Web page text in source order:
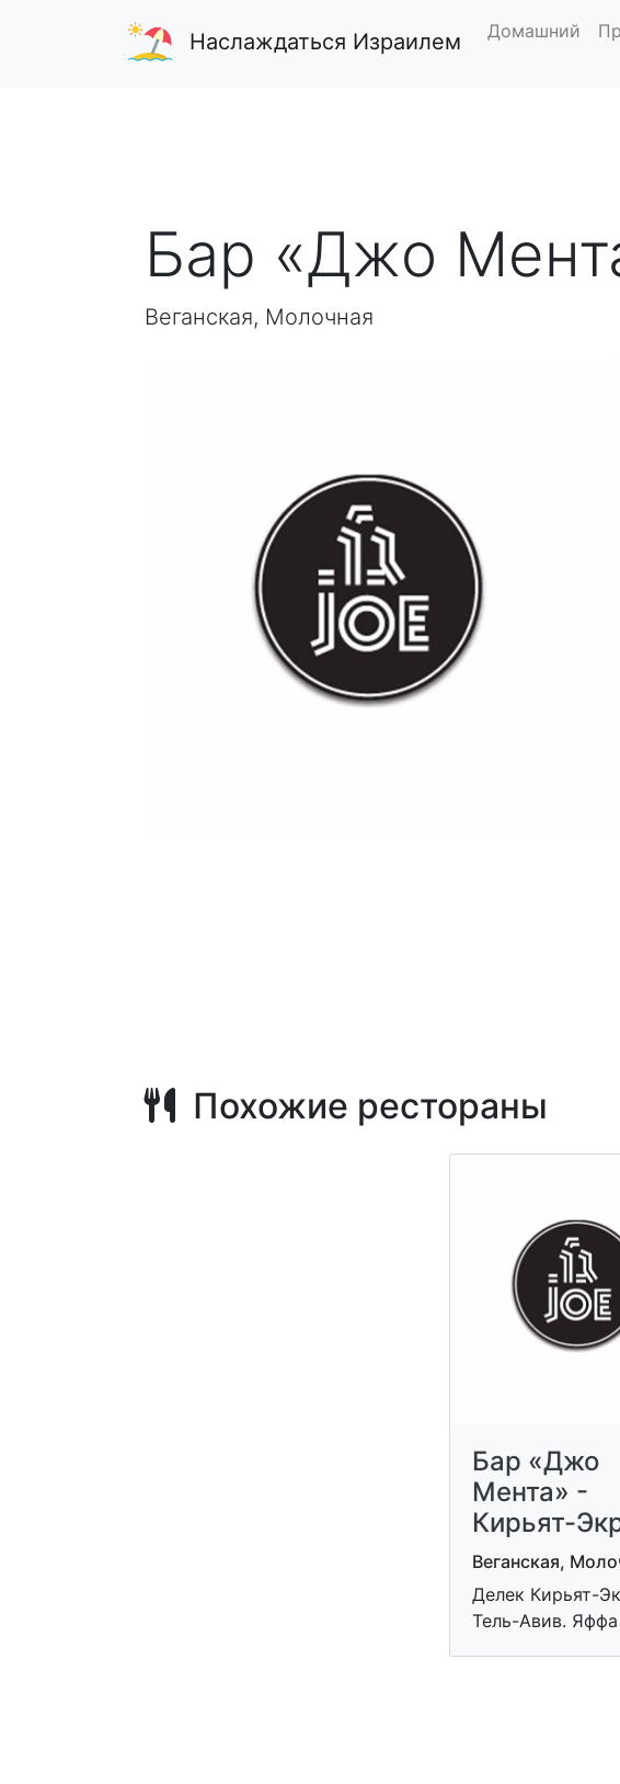
Наслаждаться Израилем Домашний
Бар «Джо
Веганская, Молочная
Похожие рестораны
Бар «Джо
Мента» -
Кирьят-
Веганская,
Делек Кирьят-
Тель-Авив. Яффа